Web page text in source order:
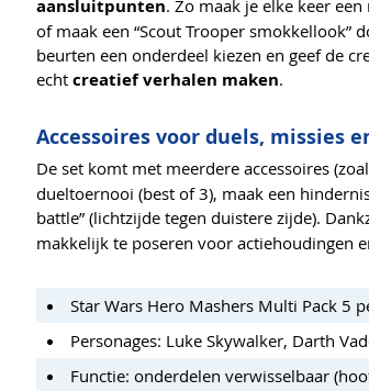
aansluitpunten. Zo maak je elke keer
of maak een “Scout Trooper smokkellook”
beurten een onderdeel kiezen en geef de
echt creatief verhalen maken.
Accessoires voor duels, missies
De set komt met meerdere accessoires
dueltoernooi (best of 3), maak een
battle” (lichtzijde tegen duistere zijde).
makkelijk te poseren voor actiehoudingen
Star Wars Hero Mashers Multi Pack 5
Personages: Luke Skywalker, Darth
Functie: onderdelen verwisselbaar